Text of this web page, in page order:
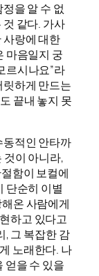
을 알 수 없
같다. 가사
사랑에 대한
마음일지 궁
르시나요”라
하게 만드는
끝내 놓지 못
동적인 안타까
것이 아니라,
함이 보컬에
단순히 이별
온 사람에게
하고 있다고
, 그 복잡한 감
노래한다. 나
얻을 수 있을